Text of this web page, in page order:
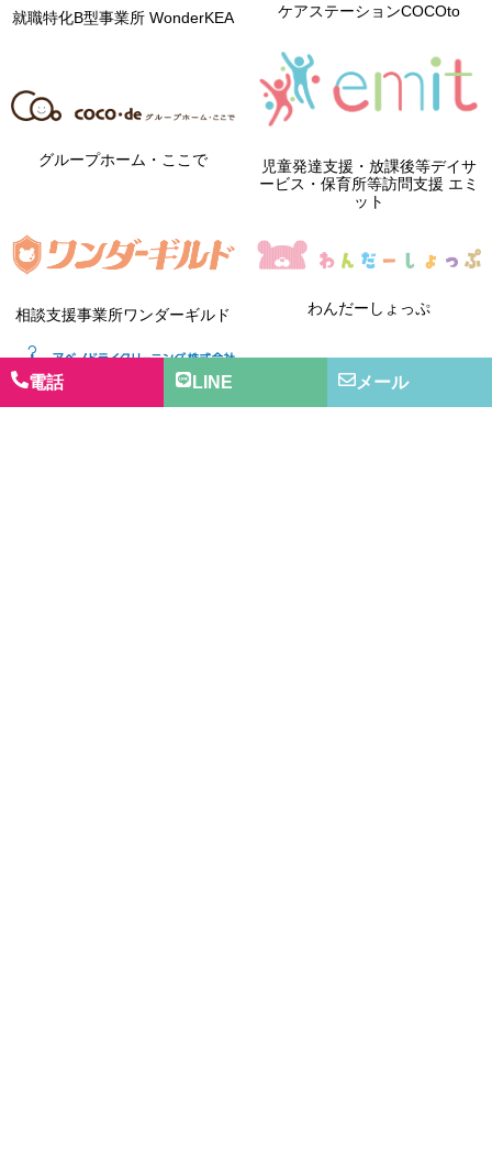
就職特化B型事業所 WonderKEA ケアステーションCOCOto
グループホーム・ここで
児童発達支援・放課後等デイサ
ービス・保育所等訪問支援 エミ
ット
相談支援事業所ワンダーギルド わんだーしょっぷ
アベノドライクリーニング株式
電話 LINE メール